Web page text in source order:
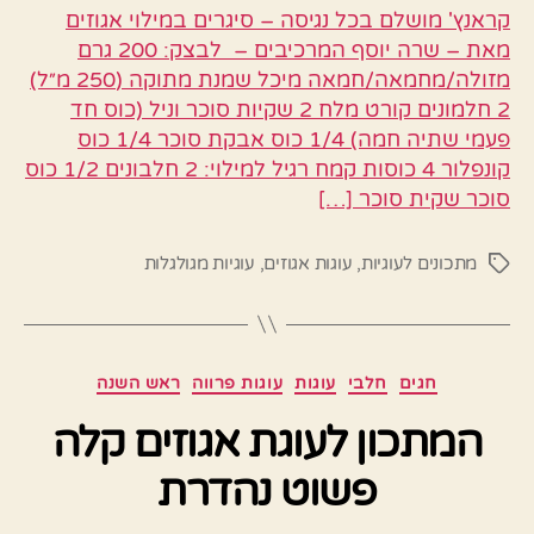
קראנץ' מושלם בכל נגיסה – סיגרים במילוי אגוזים
מאת – שרה יוסף המרכיבים – לבצק: 200 גרם
מזולה/מחמאה/חמאה מיכל שמנת מתוקה (250 מ״ל)
2 חלמונים קורט מלח 2 שקיות סוכר וניל (כוס חד
פעמי שתיה חמה) 1/4 כוס אבקת סוכר 1/4 כוס
קונפלור 4 כוסות קמח רגיל למילוי: 2 חלבונים 1/2 כוס
סוכר שקית סוכר […]
תגיותמתכונים לעוגיות, עוגות אגוזים, עוגיות מגולגלות
קטגוריות חגים חלבי עוגות עוגות פרווה ראש השנה
המתכון לעוגת אגוזים קלה
פשוט נהדרת